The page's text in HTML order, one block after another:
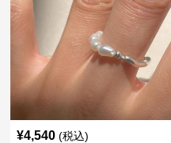
¥4,540 (税込)